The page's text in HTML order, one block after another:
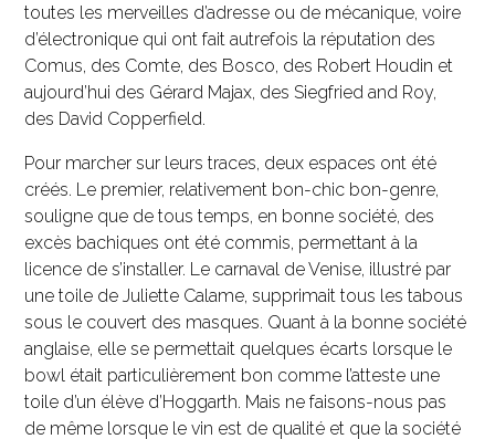
toutes les merveilles d’adresse ou de mécanique, voire
d’électronique qui ont fait autrefois la réputation des
Comus, des Comte, des Bosco, des Robert Houdin et
aujourd’hui des Gérard Majax, des Siegfried and Roy,
des David Copperfield.
Pour marcher sur leurs traces, deux espaces ont été
créés. Le premier, relativement bon-chic bon-genre,
souligne que de tous temps, en bonne société, des
excès bachiques ont été commis, permettant à la
licence de s’installer. Le carnaval de Venise, illustré par
une toile de Juliette Calame, supprimait tous les tabous
sous le couvert des masques. Quant à la bonne société
anglaise, elle se permettait quelques écarts lorsque le
bowl était particulièrement bon comme l’atteste une
toile d’un élève d’Hoggarth. Mais ne faisons-nous pas
de même lorsque le vin est de qualité et que la société